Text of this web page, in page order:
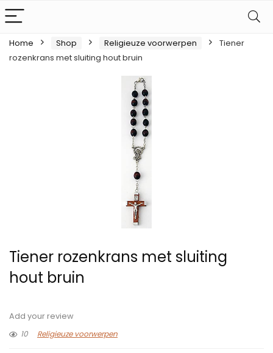
Home Shop Religieuze voorwerpen
Tiener
rozenkrans met sluiting hout bruin
Tiener rozenkrans met sluiting
hout bruin
Add your review
10
Religieuze voorwerpen